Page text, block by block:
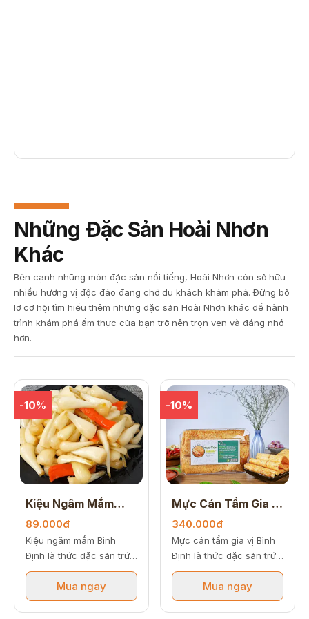
Những Đặc Sản Hoài Nhơn
Khác
Bên cạnh những món đặc sản nổi tiếng, Hoài Nhơn còn sở hữu
nhiều hương vị độc đáo đang chờ du khách khám phá. Đừng bỏ
lỡ cơ hội tìm hiểu thêm những đặc sản Hoài Nhơn khác để hành
trình khám phá ẩm thực của bạn trở nên trọn vẹn và đáng nhớ
hơn.
-10%
Kiệu Ngâm Mắm
500gr
89.000đ
Kiệu ngâm mắm Bình
Định là thức đặc sản trứ
danh mang đậm hương vị
truyền thống xứ Nẫu,
chinh phục thực khách
bởi những củ kiệu nếp
Mua ngay
-10%
Mực Cán Tẩm Gia Vị
250gr
340.000đ
Mực cán tẩm gia vị Bình
Định là thức đặc sản trứ
danh mang đậm hương vị
xứ Nẫu, chinh phục thực
khách bởi những dải mực
cán dẻo mềm xốp hòa
Mua ngay